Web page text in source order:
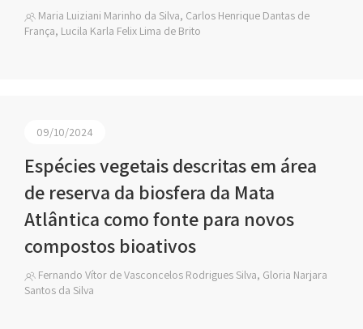
Maria Luiziani Marinho da Silva, Carlos Henrique Dantas de
França, Lucila Karla Felix Lima de Brito
09/10/2024
Espécies vegetais descritas em área
de reserva da biosfera da Mata
Atlântica como fonte para novos
compostos bioativos
Fernando Vítor de Vasconcelos Rodrigues Silva, Gloria Narjara
Santos da Silva